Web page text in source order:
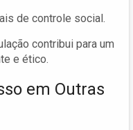
de controle social.
contribui para um
e ético.
em Outras